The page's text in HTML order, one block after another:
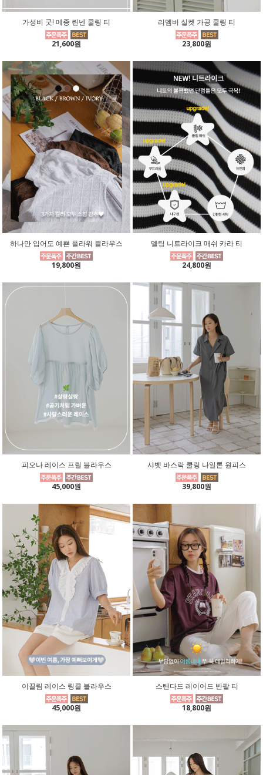
가성비 굿! 메종 린넨 쿨링 티
21,600원
리멤버 실켓 가공 쿨링 티
23,800원
하나만 입어도 예쁜 플라워 블라우스
19,800원
멜팅 니트라이크 매쉬 카라 티
24,800원
피오나 레이스 프릴 블라우스
45,000원
샤벳 바스락 쿨링 나일론 원피스
39,800원
이끌림 레이스 링클 블라우스
45,000원
스탠다드 레이어드 반팔 티
18,800원